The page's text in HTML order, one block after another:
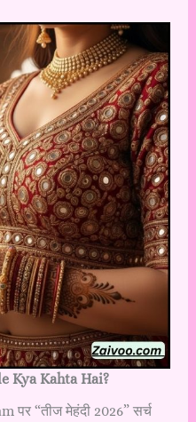
Kya Kahta Hai?
“तीज मेहंदी 2026” सर्च